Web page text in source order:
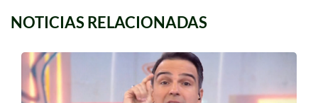
NOTICIAS RELACIONADAS